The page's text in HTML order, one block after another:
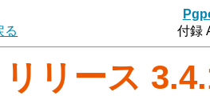
る 付録
リース